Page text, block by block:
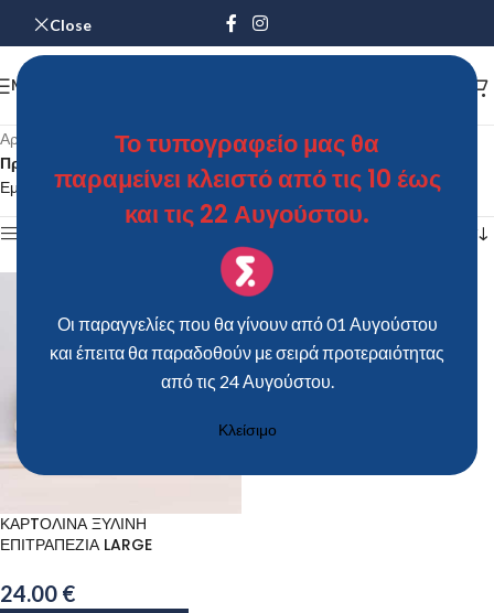
Close
Το τυπογραφείο μας θα
παραμείνει κλειστό από τις 10 έως
και τις 22 Αυγούστου.
Οι παραγγελίες που θα γίνουν από 01 Αυγούστου
και έπειτα θα παραδοθούν με σειρά προτεραιότητας
από τις 24 Αυγούστου.
Κλείσιμο
MENU
Αρχική σελίδα
Προϊόντα με ετικέτα “ΚΑΡTΟΛΙΝΑ ΞΥΛΙΝΗ ΕΠΙΤΡΑΠΕΖΙΑ LARGE”
Εμφάνιση του μοναδικού αποτελέσματος
ΚΑΡTΟΛΙΝΑ ΞΥΛΙΝΗ
ΕΠΙΤΡΑΠΕΖΙΑ LARGE
24.00 €